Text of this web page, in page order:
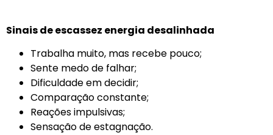
Sinais de escassez energia desalinhada
Trabalha muito, mas recebe pouco;
Sente medo de falhar;
Dificuldade em decidir;
Comparação constante;
Reações impulsivas;
Sensação de estagnação.